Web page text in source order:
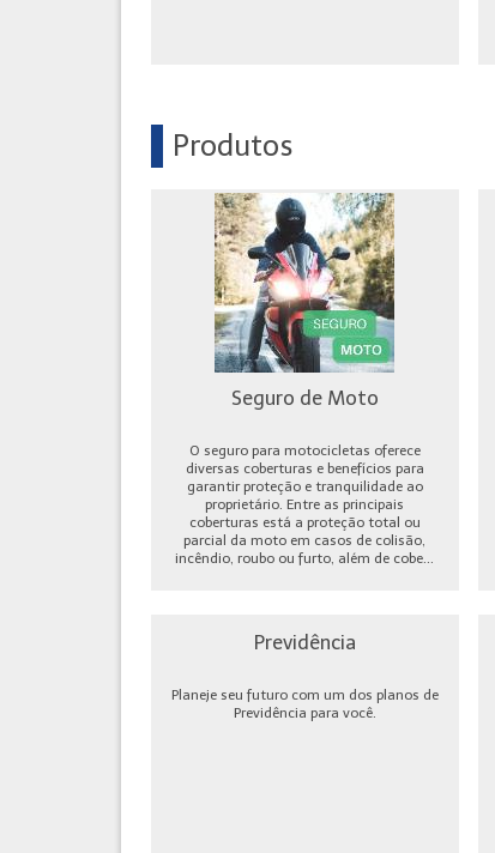
Produtos
Seguro de Moto
O seguro para motocicletas oferece
diversas coberturas e benefícios para
garantir proteção e tranquilidade ao
proprietário. Entre as principais
coberturas está a proteção total ou
parcial da moto em casos de colisão,
incêndio, roubo ou furto, além de cobe...
Previdência
Planeje seu futuro com um dos planos de
Previdência para você.